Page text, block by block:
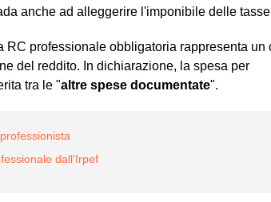
anche ad alleggerire l'imponibile delle
professionale obbligatoria rappresenta un
del reddito. In dichiarazione, la spesa per
tra le "altre spese documentate".
dall'Irpef